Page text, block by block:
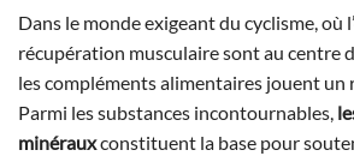
Dans le monde exigeant du cyclisme, où
récupération musculaire sont au centre
les compléments alimentaires jouent un
Parmi les substances incontournables,
minérauxconstituent la base pour